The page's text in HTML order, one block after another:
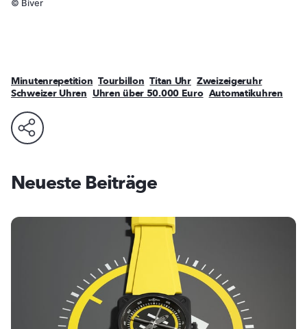
© Biver
Minutenrepetition Tourbillon Titan Uhr Zweizeigeruhr
Schweizer Uhren Uhren über 50.000 Euro Automatikuhren
Neueste Beiträge